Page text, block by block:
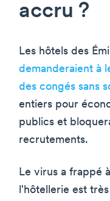
accru ?
Les hôtels des
demanderaient à
des congés sans
entiers pour
publics et
recrutements.
Le virus a frappé
l'hôtellerie est